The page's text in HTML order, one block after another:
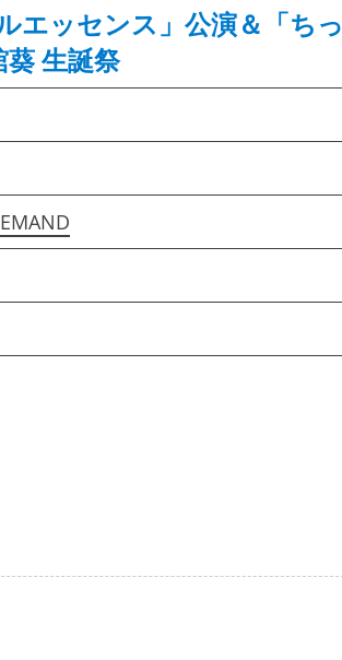
エッセンス」公演＆「ちっ
生誕祭